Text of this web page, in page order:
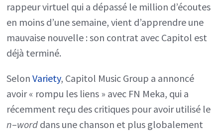
rappeur virtuel qui a dépassé le million d’écoutes
en moins d’une semaine, vient d’apprendre une
mauvaise nouvelle : son contrat avec Capitol est
déjà terminé.
SelonVariety, Capitol Music Group a annoncé
avoir « rompu les liens » avec FN Meka, qui a
récemment reçu des critiques pour avoir utilisé le
n–word dans une chanson et plus globalement